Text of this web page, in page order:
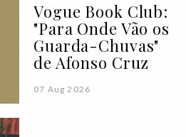
Vogue Book Club:
"Para Onde Vão os
Guarda-Chuvas"
de Afonso Cruz
07 Aug 2026